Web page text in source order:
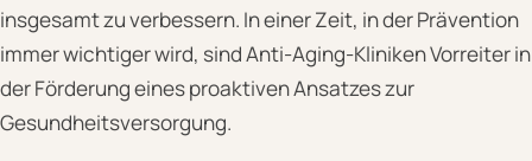
insgesamt zu verbessern. In einer Zeit, in der Prävention
immer wichtiger wird, sind Anti-Aging-Kliniken Vorreiter in
der Förderung eines proaktiven Ansatzes zur
Gesundheitsversorgung.